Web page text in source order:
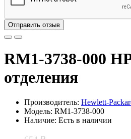
Отправить отзыв
RM1-3738-000
отделения
Производитель: Hewlett-
Модель: RM1-3738-000
Наличие: Есть в наличии